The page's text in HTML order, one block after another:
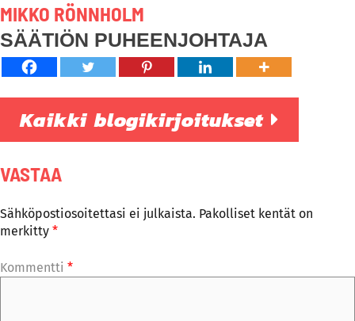
MIKKO RÖNNHOLM
SÄÄTIÖN PUHEENJOHTAJA
Kaikki blogikirjoitukset
VASTAA
Sähköpostiosoitettasi ei julkaista. Pakolliset kentät on
merkitty *
Kommentti *